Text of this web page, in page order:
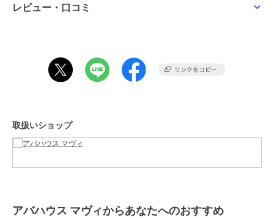
トップス
／ブラウス
グレー、オフホワイト、ピンク、
レビュー・口コミ
取扱いショップ
アバハウス マヴィからあなたへのおすすめ